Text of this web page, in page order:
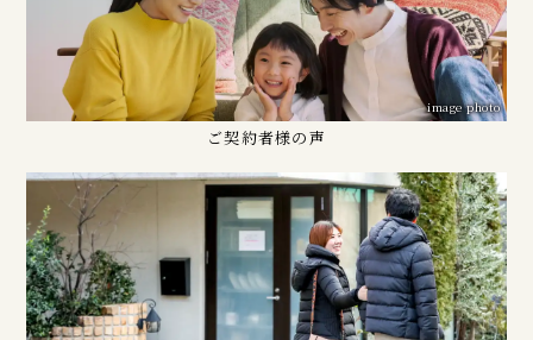
image photo
ご契約者様の声